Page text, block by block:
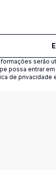
serão
possa entrar
de privacidade